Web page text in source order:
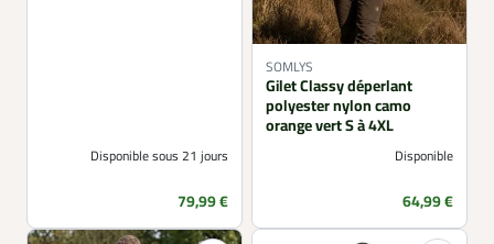
Disponible sous 21 jours
Prix
79,99 €
SOMLYS
Gilet Classy déperlant
polyester nylon camo
orange vert S à 4XL
Disponible
Prix
64,99 €